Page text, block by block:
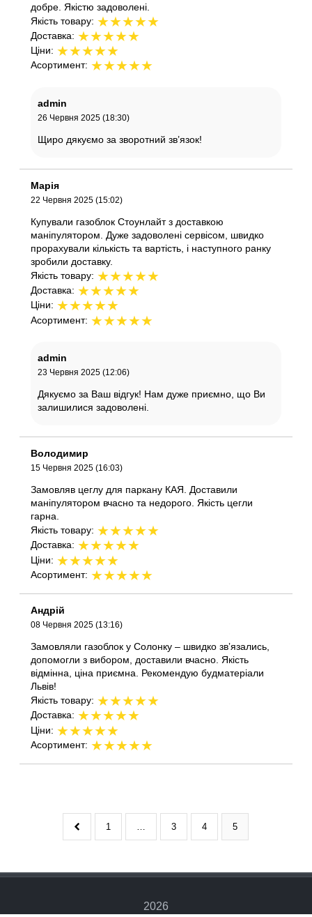
добре. Якістю задоволені.
Якість товару: ★★★★★
Доставка: ★★★★★
Ціни: ★★★★★
Асортимент: ★★★★★
admin
26 Червня 2025 (18:30)
Щиро дякуємо за зворотний зв’язок!
Марія
22 Червня 2025 (15:02)
Купували газоблок Стоунлайт з доставкою
маніпулятором. Дуже задоволені сервісом, швидко
прорахували кількість та вартість, і наступного ранку
зробили доставку.
Якість товару: ★★★★★
Доставка: ★★★★★
Ціни: ★★★★★
Асортимент: ★★★★★
admin
23 Червня 2025 (12:06)
Дякуємо за Ваш відгук! Нам дуже приємно, що Ви
залишилися задоволені.
Володимир
15 Червня 2025 (16:03)
Замовляв цеглу для паркану КАЯ. Доставили
маніпулятором вчасно та недорого. Якість цегли
гарна.
Якість товару: ★★★★★
Доставка: ★★★★★
Ціни: ★★★★★
Асортимент: ★★★★★
Андрій
08 Червня 2025 (13:16)
Замовляли газоблок у Солонку – швидко звʼязались,
допомогли з вибором, доставили вчасно. Якість
відмінна, ціна приємна. Рекомендую будматеріали
Львів!
Якість товару: ★★★★★
Доставка: ★★★★★
Ціни: ★★★★★
Асортимент: ★★★★★
1 … 3 4 5
2026